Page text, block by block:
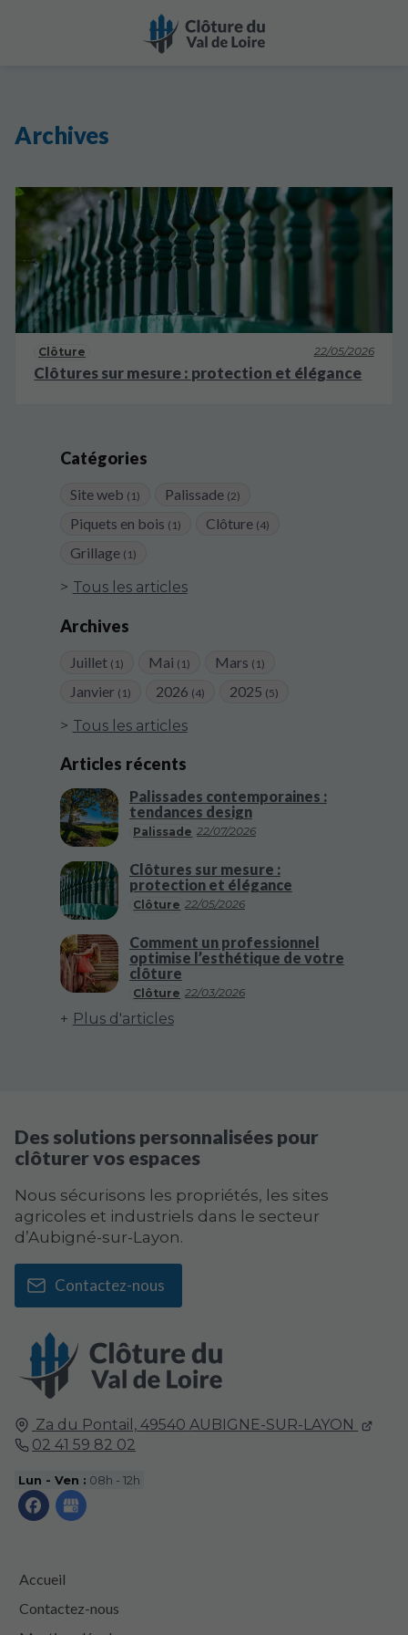
Catégories
Site web (1) Palissade (2)
Piquets en bois (1) Clôture (4)
Grillage (1)
Tous les articles
Archives
Juillet (1) Mai (1) Mars (1)
Janvier (1) 2026 (4) 2025 (5)
Tous les articles
Articles récents
Palissade 22/07/2026
Palissades contemporaines :
tendances design
Clôture 22/05/2026
Clôtures sur mesure :
protection et élégance
Clôture 22/03/2026
Comment un professionnel
optimise l’esthétique de votre
clôture
Plus d'articles
Archives
Clôture 22/05/2026
Clôtures sur mesure : protection et élégance
Za du Pontail, 49540 AUBIGNE-SUR-LAYON
02 41 59 82 02
Lun - Ven : 08h - 12h
Accueil
Contactez-nous
Des solutions personnalisées pour
clôturer vos espaces
Nous sécurisons les propriétés, les sites
agricoles et industriels dans le secteur
d’Aubigné-sur-Layon.
Contactez-nous